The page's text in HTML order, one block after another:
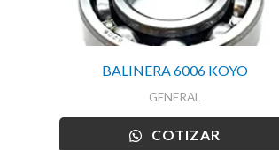
BALINERA 6006 KOYO
GENERAL
COTIZAR